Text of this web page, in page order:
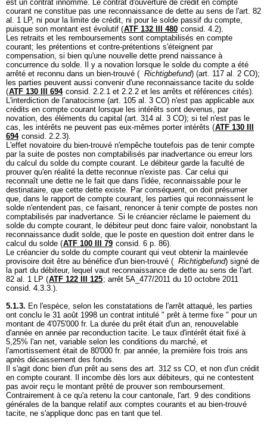
est un contrat innommé. Le contrat d'ouverture de crédit en compte
courant ne constitue pas une reconnaissance de dette au sens de l'art. 82
al. 1 LP, ni pour la limite de crédit, ni pour le solde passif du compte,
puisque son montant est évolutif (ATF 132 III 480 consid. 4.2).
Les retraits et les remboursements sont comptabilisés en compte
courant; les prétentions et contre-prétentions s'éteignent par
compensation, si bien qu'une nouvelle dette prend naissance à
concurrence du solde. Il y a novation lorsque le solde du compte a été
arrêté et reconnu dans un bien-trouvé ( Richtigbefund) (art. 117 al. 2 CO);
les parties peuvent aussi convenir d'une reconnaissance tacite du solde
(ATF 130 III 694 consid. 2.2.1 et 2.2.2 et les arrêts et références cités).
L'interdiction de l'anatocisme (art. 105 al. 3 CO) n'est pas applicable aux
crédits en compte courant lorsque les intérêts sont devenus, par
novation, des éléments du capital (art. 314 al. 3 CO); si tel n'est pas le
cas, les intérêts ne peuvent pas eux-mêmes porter intérêts (ATF 130 III
694 consid. 2.2.3).
L'effet novatoire du bien-trouvé n'empêche toutefois pas de tenir compte
par la suite de postes non comptabilisés par inadvertance ou erreur lors
du calcul du solde du compte courant. Le débiteur garde la faculté de
prouver qu'en réalité la dette reconnue n'existe pas. Car celui qui
reconnaît une dette ne le fait que dans l'idée, reconnaissable pour le
destinataire, que cette dette existe. Par conséquent, on doit présumer
que, dans le rapport de compte courant, les parties qui reconnaissent le
solde n'entendent pas, ce faisant, renoncer à tenir compte de postes non
comptabilisés par inadvertance. Si le créancier réclame le paiement du
solde du compte courant, le débiteur peut donc faire valoir, nonobstant la
reconnaissance dudit solde, que le poste en question doit entrer dans le
calcul du solde (ATF 100 III 79 consid. 6 p. 86).
Le créancier du solde du compte courant qui veut obtenir la mainlevée
provisoire doit être au bénéfice d'un bien-trouvé ( Richtigbefund) signé de
la part du débiteur, lequel vaut reconnaissance de dette au sens de l'art.
82 al. 1 LP (ATF 122 III 125; arrêt 5A_477/2011 du 10 octobre 2011
consid. 4.3.3.).
5.1.3. En l'espèce, selon les constatations de l'arrêt attaqué, les parties
ont conclu le 31 août 1998 un contrat intitulé " prêt à terme fixe " pour un
montant de 4'075'000 fr. La durée du prêt était d'un an, renouvelable
d'année en année par reconduction tacite. Le taux d'intérêt était fixé à
5,25% l'an net, variable selon les conditions du marché, et
l'amortissement était de 80'000 fr. par année, la première fois trois ans
après décaissement des fonds.
Il s'agit donc bien d'un prêt au sens des art. 312 ss CO, et non d'un crédit
en compte courant. Il incombe dès lors aux débiteurs, qui ne contestent
pas avoir reçu le montant prêté de prouver son remboursement.
Contrairement à ce qu'a retenu la cour cantonale, l'art. 9 des conditions
générales de la banque relatif aux comptes courants et au bien-trouvé
tacite, ne s'applique donc pas en tant que tel.